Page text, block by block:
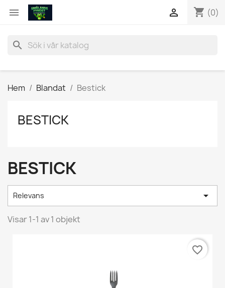
 shopping_cart (0)

search
Hem Blandat Bestick
BESTICK
BESTICK
Relevans 
Visar 1-1 av 1 objekt
favorite_border